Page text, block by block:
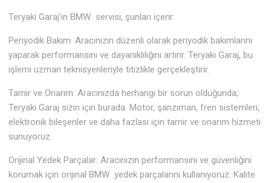
Teryaki Garaj’ın BMW servisi, şunları içerir:
Periyodik Bakım: Aracınızın düzenli olarak periyodik bakımlarını
yaparak performansını ve dayanıklılığını artırır. Teryaki Garaj, bu
işlemi uzman teknisyenleriyle titizlikle gerçekleştirir.
Tamir ve Onarım: Aracınızda herhangi bir sorun olduğunda,
Teryaki Garaj sizin için burada. Motor, şanzıman, fren sistemleri,
elektronik bileşenler ve daha fazlası için tamir ve onarım hizmeti
sunuyoruz.
Orijinal Yedek Parçalar: Aracınızın performansını ve güvenliğini
korumak için orijinal BMW yedek parçalarını kullanıyoruz. Kalite